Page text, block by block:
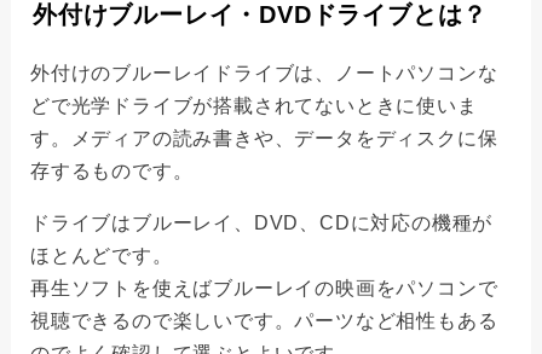
外付けブルーレイ・DVDドライブとは？
外付けのブルーレイドライブは、ノートパソコンな
どで光学ドライブが搭載されてないときに使いま
す。メディアの読み書きや、データをディスクに保
存するものです。
ドライブはブルーレイ、DVD、CDに対応の機種が
ほとんどです。
再生ソフトを使えばブルーレイの映画をパソコンで
視聴できるので楽しいです。パーツなど相性もある